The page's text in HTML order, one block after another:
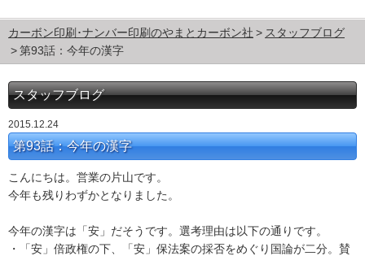
カーボン印刷･ナンバー印刷のやまとカーボン社
スタッフブログ
第93話：今年の漢字
スタッフブログ
2015.12.24
第93話：今年の漢字
こんにちは。営業の片山です。
今年も残りわずかとなりました。
今年の漢字は「安」だそうです。選考理由は以下の通りです。
・「安」倍政権の下、「安」保法案の採否をめぐり国論が二分。賛